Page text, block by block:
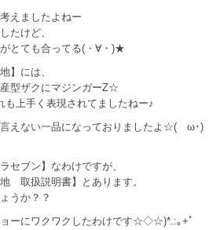
えましたよねー
たけど、
とても合ってる(・∀・)★
】には、
型ザクにマジンガーZ☆
上手く表現されてましたねー♪
言えない一品になっておりましたよ☆(ゝω･)
セブン】なわけですが、
取扱説明書】とあります。
うか？？
ーにワクワクしたわけです☆◇☆)*.:｡+ﾟ